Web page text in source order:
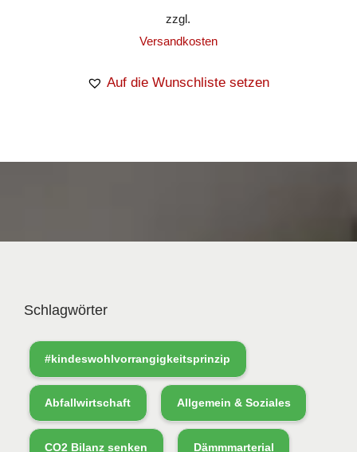
zzgl.
Versandkosten
Auf die Wunschliste setzen
Schlagwörter
#kindeswohlvorrangigkeitsprinzip
Abfallwirtschaft Allgemein & Soziales
CO2 Bilanz senken Dämmmarterial